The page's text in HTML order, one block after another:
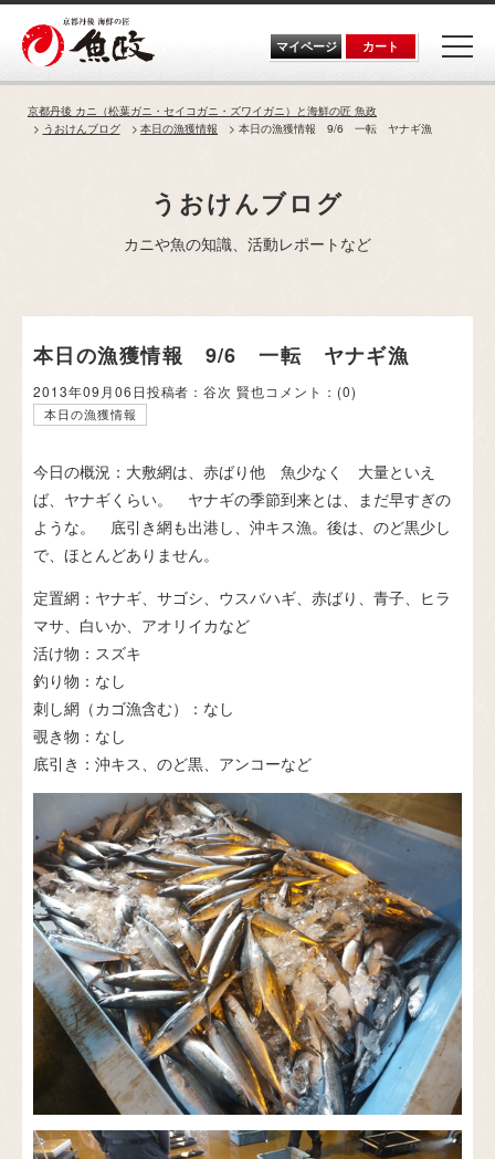
Skip
content
マイページ カート
京都丹後 カニ（松葉ガニ・セイコガニ・ズワイガニ）と海鮮の匠 魚政
うおけんブログ
本日の漁獲情報 本日の漁獲情報 9/6 一転 ヤナギ漁
うおけんブログ
カニや魚の知識、活動レポートなど
本日の漁獲情報 9/6 一転 ヤナギ漁
2013年09月06日投稿者：谷次 賢也コメント： (0)
本日の漁獲情報
今日の概況：大敷網は、赤ばり他 魚少なく 大量といえ
ば、ヤナギくらい。 ヤナギの季節到来とは、まだ早すぎの
ような。 底引き網も出港し、沖キス漁。後は、のど黒少し
で、ほとんどありません。
定置網：ヤナギ、サゴシ、ウスバハギ、赤ばり、青子、ヒラ
マサ、白いか、アオリイカなど
活け物：スズキ
釣り物：なし
刺し網（カゴ漁含む）：なし
覗き物：なし
底引き：沖キス、のど黒、アンコーなど